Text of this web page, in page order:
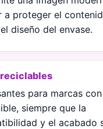
a proteger el
diseño del envase.
reciclables
para marcas
siempre que la
y el acabado